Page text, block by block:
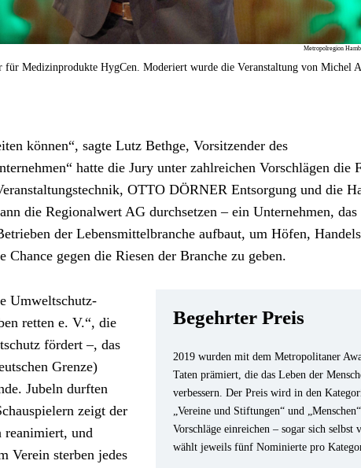
Metropolregion
Medizinprodukte HygCen. Moderiert wurde die Veranstaltung von Michel
können“, sagte Lutz Bethge, Vorsitzender des
hatte die Jury unter zahlreichen Vorschlägen die
OTTO DÖRNER Entsorgung und die
die Regionalwert AG durchsetzen – ein Unternehmen,
der Lebensmittelbranche aufbaut, um Höfen,
gegen die Riesen der Branche zu geben.
Begehrter Preis
2019 wurden mit dem Metropolitaner
Taten prämiert, die das Leben der
verbessern. Der Preis wird in den
„Vereine und Stiftungen“ und
Vorschläge einreichen – sogar sich selbst
wählt jeweils fünf Nominierte pro
Umweltschutz-
retten e. V.“, die
fördert –, das
Grenze)
Jubeln durften
zeigt der
reanimiert, und
Verein sterben jedes